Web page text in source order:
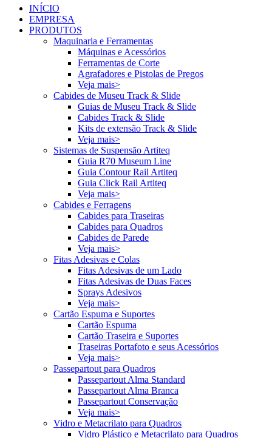
INÍCIO
EMPRESA
PRODUTOS
Maquinaria e Ferramentas
Máquinas e Acessórios
Ferramentas de Corte
Agrafadores e Pistolas de Pregos
Veja mais>
Cabides de Museu Track & Slide
Guias de Museu Track & Slide
Cabides Track & Slide
Kits de extensão Track & Slide
Veja mais>
Sistemas de Suspensão Artiteq
Guia R70 Museum Line
Guia Contour Rail Artiteq
Guia Click Rail Artiteq
Veja mais>
Cabides e Ferragens
Cabides para Traseiras
Cabides para Quadros
Cabides de Parede
Veja mais>
Fitas Adesivas e Colas
Fitas Adesivas de um Lado
Fitas Adesivas de Duas Faces
Sprays Adesivos
Veja mais>
Cartão Espuma e Suportes
Cartão Espuma
Cartão Traseira e Suportes
Traseiras Portafoto e seus Acessórios
Veja mais>
Passepartout para Quadros
Passepartout Alma Standard
Passepartout Alma Branca
Passepartout Conservação
Veja mais>
Vidro e Metacrilato para Quadros
Vidro Plástico e Metacrilato para Quadros